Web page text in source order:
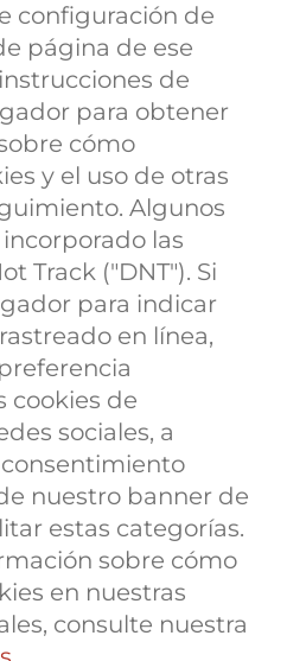
configuración de
página de ese
de
para obtener
cómo
y el uso de otras
Algunos
las
Track ("DNT"). Si
para indicar
en línea,
cookies de
sociales, a
nuestro banner de
estas categorías.
sobre cómo
en nuestras
consulte nuestra